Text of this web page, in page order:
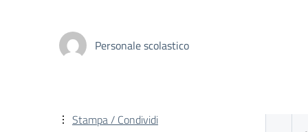
Personale scolastico
Stampa / Condividi